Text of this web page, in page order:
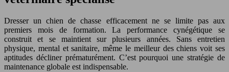
Dresser un chien de chasse efficacement ne se limite pas aux
premiers mois de formation. La performance cynégétique se
construit et se maintient sur plusieurs années. Sans entretien
physique, mental et sanitaire, même le meilleur des chiens voit ses
aptitudes décliner prématurément. C’est pourquoi une stratégie de
maintenance globale est indispensable.